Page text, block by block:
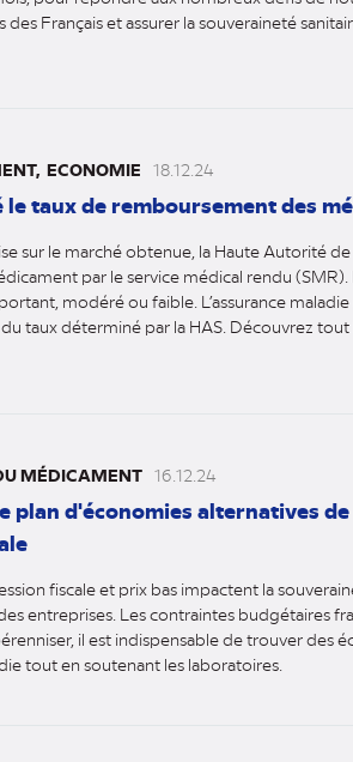
Français et assurer la souveraineté
ECONOMIE 18.12.24
taux de remboursement des
sur le marché obtenue, la Haute Autorité
par le service médical rendu (SMR).
modéré ou faible. L’assurance
taux déterminé par la HAS. Découvrez tout
MÉDICAMENT 16.12.24
plan d'économies alternatives
fiscale et prix bas impactent la
entreprises. Les contraintes budgétaires
il est indispensable de trouver des
tout en soutenant les laboratoires.